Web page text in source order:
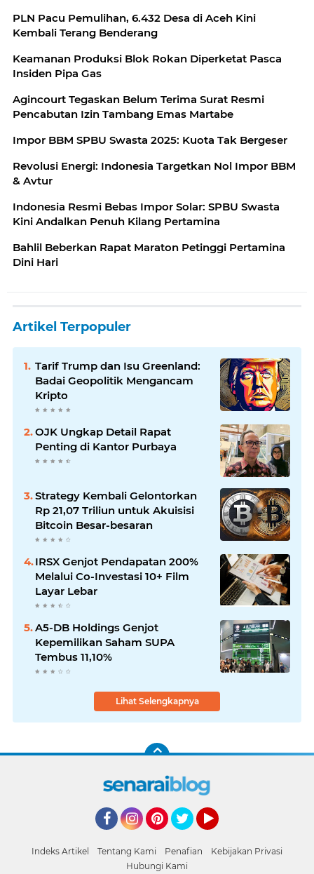
PLN Pacu Pemulihan, 6.432 Desa di Aceh Kini
Kembali Terang Benderang
Keamanan Produksi Blok Rokan Diperketat Pasca
Insiden Pipa Gas
Agincourt Tegaskan Belum Terima Surat Resmi
Pencabutan Izin Tambang Emas Martabe
Impor BBM SPBU Swasta 2025: Kuota Tak Bergeser
Revolusi Energi: Indonesia Targetkan Nol Impor BBM
& Avtur
Indonesia Resmi Bebas Impor Solar: SPBU Swasta
Kini Andalkan Penuh Kilang Pertamina
Bahlil Beberkan Rapat Maraton Petinggi Pertamina
Dini Hari
Artikel Terpopuler
Tarif Trump dan Isu Greenland:
Badai Geopolitik Mengancam
Kripto
OJK Ungkap Detail Rapat
Penting di Kantor Purbaya
Strategy Kembali Gelontorkan
Rp 21,07 Triliun untuk Akuisisi
Bitcoin Besar-besaran
IRSX Genjot Pendapatan 200%
Melalui Co-Investasi 10+ Film
Layar Lebar
A5-DB Holdings Genjot
Kepemilikan Saham SUPA
Tembus 11,10%
Lihat Selengkapnya
Indeks Artikel Tentang Kami Penafian
Kebijakan Privasi
Hubungi Kami